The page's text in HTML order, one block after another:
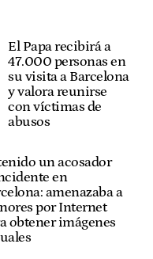
El Papa recibirá a
47.000 personas en
su visita a Barcelona
y valora reunirse
con víctimas de
abusos
un acosador
en
amenazaba a
por Internet
obtener imágenes